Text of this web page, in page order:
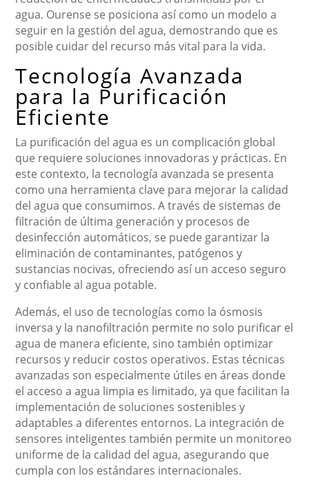
agua. Ourense se posiciona así como un modelo a
seguir en la gestión del agua, demostrando que es
posible cuidar del recurso más vital para la vida.
Tecnología Avanzada
para la Purificación
Eficiente
La purificación del agua es un complicación global
que requiere soluciones innovadoras y prácticas. En
este contexto, la tecnología avanzada se presenta
como una herramienta clave para mejorar la calidad
del agua que consumimos. A través de sistemas de
filtración de última generación y procesos de
desinfección automáticos, se puede garantizar la
eliminación de contaminantes, patógenos y
sustancias nocivas, ofreciendo así un acceso seguro
y confiable al agua potable.
Además, el uso de tecnologías como la ósmosis
inversa y la nanofiltración permite no solo purificar el
agua de manera eficiente, sino también optimizar
recursos y reducir costos operativos. Estas técnicas
avanzadas son especialmente útiles en áreas donde
el acceso a agua limpia es limitado, ya que facilitan la
implementación de soluciones sostenibles y
adaptables a diferentes entornos. La integración de
sensores inteligentes también permite un monitoreo
uniforme de la calidad del agua, asegurando que
cumpla con los estándares internacionales.